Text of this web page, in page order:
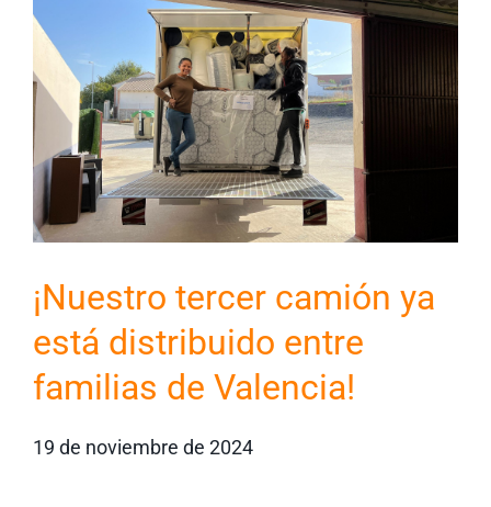
¡Nuestro tercer camión ya
está distribuido entre
familias de Valencia!
19 de noviembre de 2024